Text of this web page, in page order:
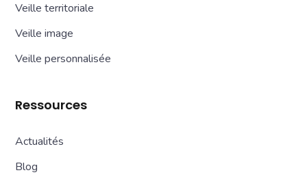
Veille territoriale
Veille image
Veille personnalisée
Ressources
Actualités
Blog